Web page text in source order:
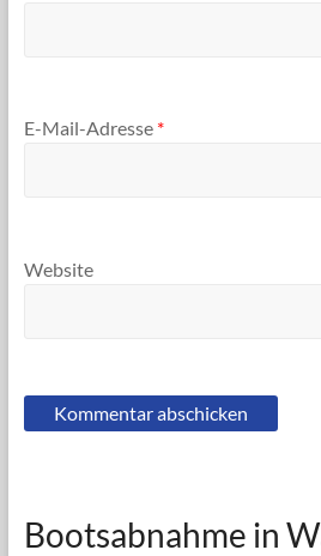
E-Mail-Adresse *
Website
Bootsabnahme in